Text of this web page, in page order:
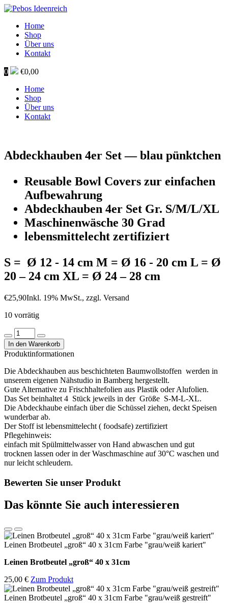
Home
Shop
Über uns
Kontakt
0 €0,00
Home
Shop
Über uns
Kontakt
Abdeckhauben 4er Set — blau pünktchen
Reusable Bowl Covers zur einfachen
Aufbewahrung
Abdeckhauben 4er Set Gr. S/M/L/XL
Maschinenwäsche 30 Grad
lebensmittelecht zertifiziert
S = Ø 12 - 14 cm M = Ø 16 - 20 cm L = Ø
20 – 24 cm XL = Ø 24 – 28 cm
€25,90Inkl. 19% MwSt., zzgl. Versand
10 vorrätig
Abdeckhauben
4er
Set
-
blau
pünktchen
Menge
In den Warenkorb
Produktinformationen
Die Abdeckhauben aus beschichteten Baumwollstoffen werden in
unserem eigenen Nähstudio in Bamberg hergestellt.
Gute Alternative zu Frischhaltefolien aus Plastik oder Alufolien.
Das Set beinhaltet 4 Stück jeweils in der Größe S-M-L-XL.
Die Abdeckhaube einfach über die Schüssel ziehen, deckt Speisen
wunderbar ab.
Der Stoff ist lebensmittelecht ( foodsafe) zertifiziert
Pflegehinweis:
einfach mit Spülmittelwasser von Hand abwaschen und gut
trocknen lassen oder in der Waschmaschine auf 30°C waschen und
nur leicht schleudern.
Bewerten Sie unser Produkt
Das könnte Sie auch interessieren
Leinen Brotbeutel „groß“ 40 x 31cm Farbe "grau/weiß kariert"
Leinen Brotbeutel „groß“ 40 x 31cm
25,00 € Zum Produkt
Leinen Brotbeutel „groß“ 40 x 31cm Farbe "grau/weiß gestreift"